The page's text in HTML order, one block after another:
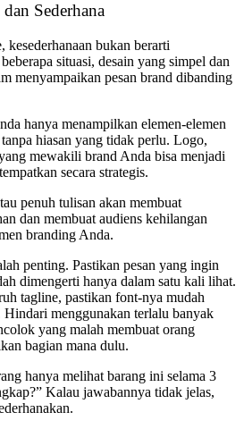
Sederhana
kesederhanaan bukan berarti
situasi, desain yang simpel dan
menyampaikan pesan brand dibanding
hanya menampilkan elemen-elemen
hiasan yang tidak perlu. Logo,
mewakili brand Anda bisa menjadi
secara strategis.
penuh tulisan akan membuat
dan membuat audiens kehilangan
branding Anda.
penting. Pastikan pesan yang ingin
dimengerti hanya dalam satu kali lihat.
tagline, pastikan font-nya mudah
Hindari menggunakan terlalu banyak
yang malah membuat orang
bagian mana dulu.
hanya melihat barang ini selama 3
Kalau jawabannya tidak jelas,